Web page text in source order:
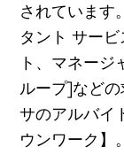
されています
タント サー
ト、マネー
ループ]など
サのアルバイ
ウンワーク】